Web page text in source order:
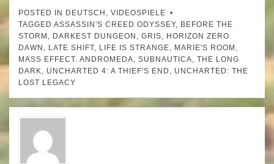
POSTED IN DEUTSCH , VIDEOSPIELE
TAGGED ASSASSIN'S CREED ODYSSEY, BEFORE THE
STORM , DARKEST DUNGEON , GRIS, HORIZON ZERO
DAWN , LATE SHIFT, LIFE IS STRANGE, MARIE'S ROOM ,
MASS EFFECT. ANDROMEDA, SUBNAUTICA, THE LONG
DARK, UNCHARTED 4: A THIEF'S END , UNCHARTED: THE
LOST LEGACY